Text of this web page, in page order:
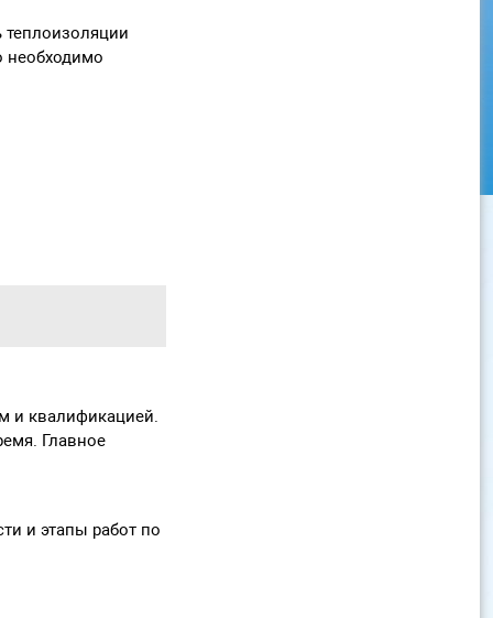
необходимо
и квалификацией.
Главное
и этапы работ по